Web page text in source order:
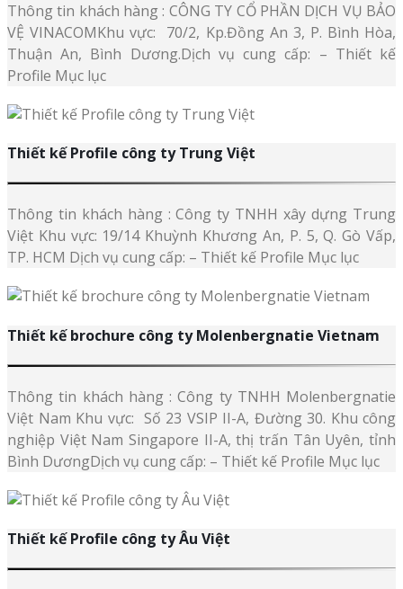
Thông tin khách hàng : CÔNG TY CỔ PHẦN DỊCH VỤ BẢO
VỆ VINACOMKhu vực: 70/2, Kp.Đồng An 3, P. Bình Hòa,
Thuận An, Bình Dương.Dịch vụ cung cấp: – Thiết kế
Profile Mục lục
Thiết kế Profile công ty Trung Việt
Thông tin khách hàng : Công ty TNHH xây dựng Trung
Việt Khu vực: 19/14 Khuỳnh Khương An, P. 5, Q. Gò Vấp,
TP. HCM Dịch vụ cung cấp: – Thiết kế Profile Mục lục
Thiết kế brochure công ty Molenbergnatie Vietnam
Thông tin khách hàng : Công ty TNHH Molenbergnatie
Việt Nam Khu vực: Số 23 VSIP II-A, Đường 30. Khu công
nghiệp Việt Nam Singapore II-A, thị trấn Tân Uyên, tỉnh
Bình DươngDịch vụ cung cấp: – Thiết kế Profile Mục lục
Thiết kế Profile công ty Âu Việt